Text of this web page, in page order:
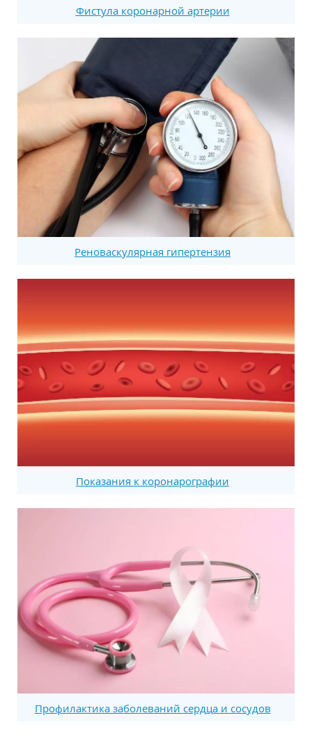
Фистула коронарной артерии
Реноваскулярная гипертензия
Показания к коронарографии
Профилактика заболеваний сердца и сосудов